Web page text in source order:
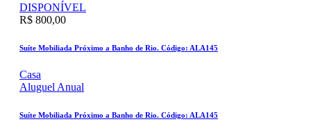
DISPONÍVEL
R$ 800,00
Suíte Mobiliada Próximo a Banho de Rio. Código: ALA145
Casa
Aluguel Anual
Suíte Mobiliada Próximo a Banho de Rio. Código: ALA145